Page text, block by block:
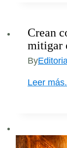
Crean
mitigar
By
Leer